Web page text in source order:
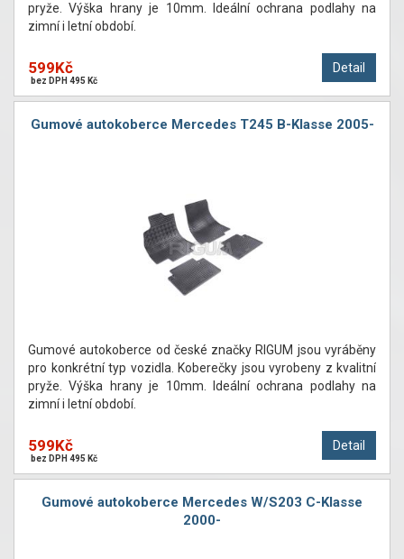
pryže. Výška hrany je 10mm. Ideální ochrana podlahy na
zimní i letní období.
Detail
599Kč
bez DPH 495 Kč
Gumové autokoberce Mercedes T245 B-Klasse 2005-
Gumové autokoberce od české značky RIGUM jsou vyráběny
pro konkrétní typ vozidla. Koberečky jsou vyrobeny z kvalitní
pryže. Výška hrany je 10mm. Ideální ochrana podlahy na
zimní i letní období.
Detail
599Kč
bez DPH 495 Kč
Gumové autokoberce Mercedes W/S203 C-Klasse
2000-